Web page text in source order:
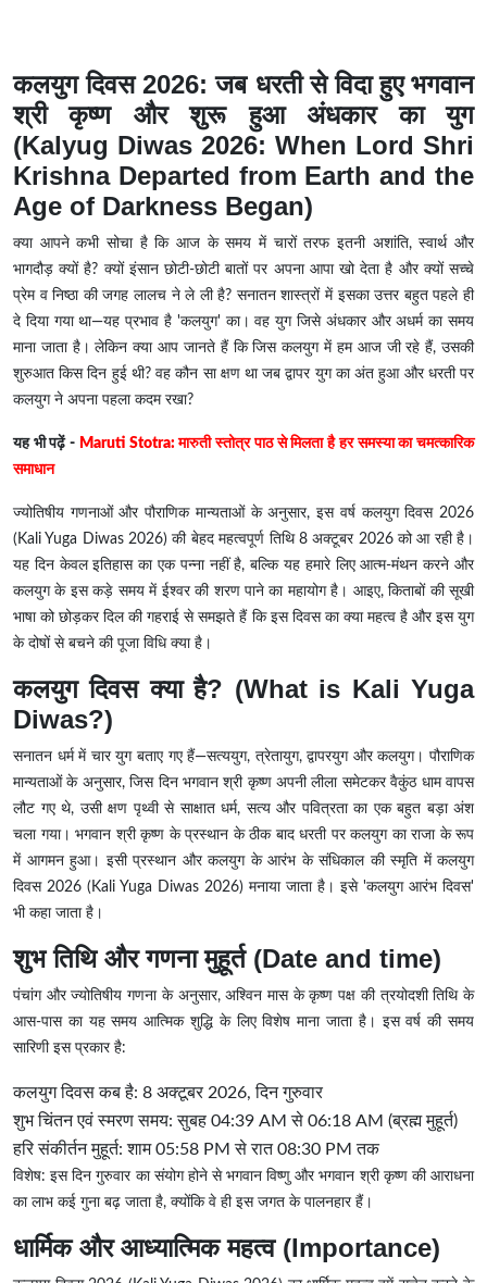
कलयुग दिवस 2026: जब धरती से विदा हुए भगवान
श्री कृष्ण और शुरू हुआ अंधकार का युग
(Kalyug Diwas 2026: When Lord Shri
Krishna Departed from Earth and the
Age of Darkness Began)
क्या आपने कभी सोचा है कि आज के समय में चारों तरफ इतनी अशांति, स्वार्थ और
भागदौड़ क्यों है? क्यों इंसान छोटी-छोटी बातों पर अपना आपा खो देता है और क्यों सच्चे
प्रेम व निष्ठा की जगह लालच ने ले ली है? सनातन शास्त्रों में इसका उत्तर बहुत पहले ही
दे दिया गया था—यह प्रभाव है 'कलयुग' का। वह युग जिसे अंधकार और अधर्म का समय
माना जाता है। लेकिन क्या आप जानते हैं कि जिस कलयुग में हम आज जी रहे हैं, उसकी
शुरुआत किस दिन हुई थी? वह कौन सा क्षण था जब द्वापर युग का अंत हुआ और धरती पर
कलयुग ने अपना पहला कदम रखा?
यह भी पढ़ें - Maruti Stotra: मारुती स्तोत्र पाठ से मिलता है हर समस्या का चमत्कारिक
समाधान
ज्योतिषीय गणनाओं और पौराणिक मान्यताओं के अनुसार, इस वर्ष कलयुग दिवस 2026
(Kali Yuga Diwas 2026)की बेहद महत्वपूर्ण तिथि 8 अक्टूबर 2026 को आ रही है।
यह दिन केवल इतिहास का एक पन्ना नहीं है, बल्कि यह हमारे लिए आत्म-मंथन करने और
कलयुग के इस कड़े समय में ईश्वर की शरण पाने का महायोग है। आइए, किताबों की सूखी
भाषा को छोड़कर दिल की गहराई से समझते हैं कि इस दिवस का क्या महत्व है और इस युग
के दोषों से बचने की पूजा विधि क्या है।
कलयुग दिवस क्या है? (What is Kali Yuga
Diwas?)
सनातन धर्म में चार युग बताए गए हैं—सत्ययुग, त्रेतायुग, द्वापरयुग और कलयुग। पौराणिक
मान्यताओं के अनुसार, जिस दिन भगवान श्री कृष्ण अपनी लीला समेटकर वैकुंठ धाम वापस
लौट गए थे, उसी क्षण पृथ्वी से साक्षात धर्म, सत्य और पवित्रता का एक बहुत बड़ा अंश
चला गया। भगवान श्री कृष्ण के प्रस्थान के ठीक बाद धरती पर कलयुग का राजा के रूप
में आगमन हुआ। इसी प्रस्थान और कलयुग के आरंभ के संधिकाल की स्मृति में कलयुग
दिवस 2026 (Kali Yuga Diwas 2026) मनाया जाता है। इसे 'कलयुग आरंभ दिवस'
भी कहा जाता है।
शुभ तिथि और गणना मुहूर्त (Date and time)
पंचांग और ज्योतिषीय गणना के अनुसार, अश्विन मास के कृष्ण पक्ष की त्रयोदशी तिथि के
आस-पास का यह समय आत्मिक शुद्धि के लिए विशेष माना जाता है। इस वर्ष की समय
सारिणी इस प्रकार है:
कलयुग दिवस कब है: 8 अक्टूबर 2026, दिन गुरुवार
शुभ चिंतन एवं स्मरण समय: सुबह 04:39 AM से 06:18 AM (ब्रह्म मुहूर्त)
हरि संकीर्तन मुहूर्त: शाम 05:58 PM से रात 08:30 PM तक
विशेष: इस दिन गुरुवार का संयोग होने से भगवान विष्णु और भगवान श्री कृष्ण की आराधना
का लाभ कई गुना बढ़ जाता है, क्योंकि वे ही इस जगत के पालनहार हैं।
धार्मिक और आध्यात्मिक महत्व (Importance)